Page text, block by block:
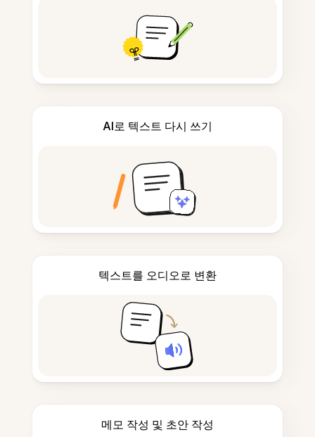
AI로 텍스트 다시 쓰기
텍스트를 오디오로 변환
메모 작성 및 초안 작성